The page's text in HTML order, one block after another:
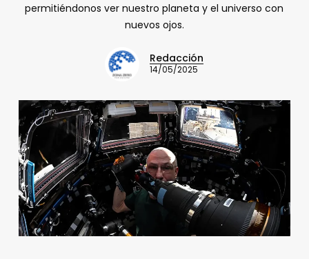
permitiéndonos ver nuestro planeta y el universo con
nuevos ojos.
Redacción
14/05/2025